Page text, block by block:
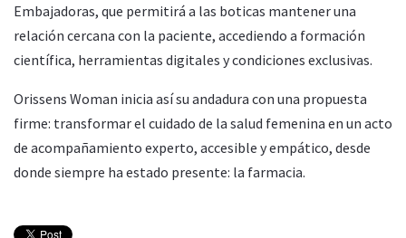
Embajadoras, que permitirá a las boticas mantener una
relación cercana con la paciente, accediendo a formación
científica, herramientas digitales y condiciones exclusivas.
Orissens Woman inicia así su andadura con una propuesta
firme: transformar el cuidado de la salud femenina en un acto
de acompañamiento experto, accesible y empático, desde
donde siempre ha estado presente: la farmacia.